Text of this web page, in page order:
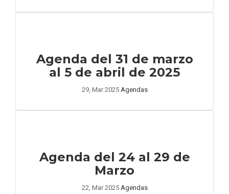
Agenda del 31 de marzo
al 5 de abril de 2025
29, Mar 2025 Agendas
Agenda del 24 al 29 de
Marzo
22, Mar 2025 Agendas